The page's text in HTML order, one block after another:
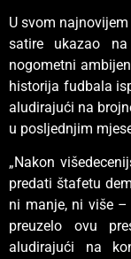
U svom
satire ukazao
nogometni
historija fudbala
aludirajući na
u posljednjim
„Nakon
predati štafetu
ni manje, ni više
preuzelo ovu
aludirajući na